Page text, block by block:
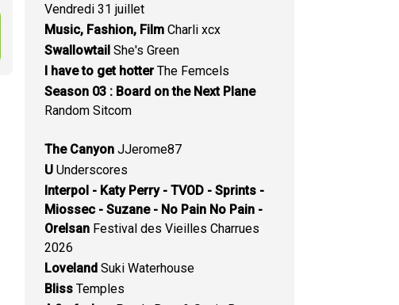
Vendredi 31 juillet
Music, Fashion, Film Charli xcx
Swallowtail She's Green
I have to get hotterThe Femcels
Season 03 : Board on the Next Plane
Random Sitcom
The Canyon JJerome87
U Underscores
Interpol - Katy Perry - TVOD - Sprints -
Miossec - Suzane - No Pain No Pain -
Orelsan Festival des Vieilles Charrues
2026
Loveland Suki Waterhouse
Bliss Temples